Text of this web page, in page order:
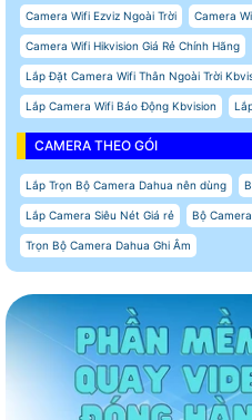
Camera Wifi Ezviz Ngoài Trời Camera
Camera Wifi Hikvision Giá Rẻ Chính Hãng
Lắp Đặt Camera Wifi Thân Ngoài Trời
Lắp Camera Wifi Báo Động Kbvision
CAMERA THEO GÓI
Lắp Trọn Bộ Camera Dahua nên dùng
Lắp Camera Siêu Nét Giá rẻ Bộ
Trọn Bộ Camera Dahua Ghi Âm